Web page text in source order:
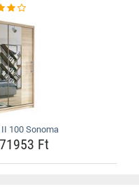
100 Sonoma
Ft